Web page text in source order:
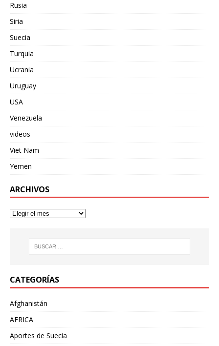
Rusia
Siria
Suecia
Turquia
Ucrania
Uruguay
USA
Venezuela
videos
Viet Nam
Yemen
ARCHIVOS
CATEGORÍAS
Afghanistán
AFRICA
Aportes de Suecia